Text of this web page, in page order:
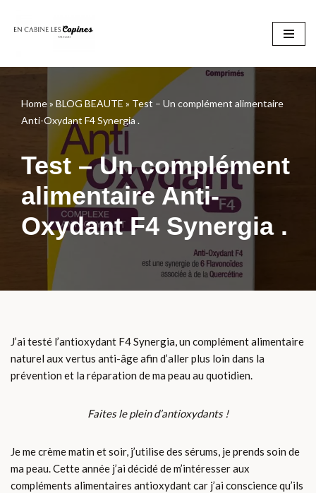
Home» BLOG BEAUTE » Test – Un complément alimentaire
Anti-Oxydant F4 Synergia .
Test – Un complément
alimentaire Anti-
Oxydant F4 Synergia .
J’ai testé l’antioxydant F4 Synergia, un complément alimentaire
naturel aux vertus anti-âge afin d’aller plus loin dans la
prévention et la réparation de ma peau au quotidien.
Faites le plein d’antioxydants !
Je me crème matin et soir, j’utilise des sérums, je prends soin de
ma peau. Cette année j’ai décidé de m’intéresser aux
compléments alimentaires antioxydant car j’ai conscience qu’ils